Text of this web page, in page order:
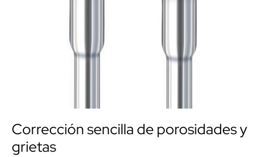
Corrección sencilla de porosidades y
grietas